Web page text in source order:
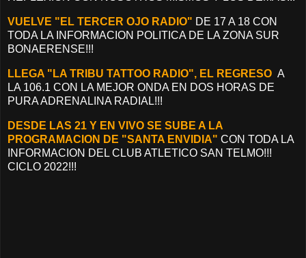
VUELVE "EL TERCER OJO RADIO" DE 17 A 18 CON
TODA LA INFORMACION POLITICA DE LA ZONA SUR
BONAERENSE!!!
LLEGA "LA TRIBU TATTOO RADIO", EL REGRESO A
LA 106.1 CON LA MEJOR ONDA EN DOS HORAS DE
PURA ADRENALINA RADIAL!!!
DESDE LAS 21 Y EN VIVO SE SUBE A LA
PROGRAMACION DE "SANTA ENVIDIA" CON TODA LA
INFORMACION DEL CLUB ATLETICO SAN TELMO!!!
CICLO 2022!!!